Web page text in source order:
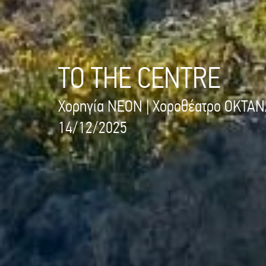
TO THE CENTRE
Χορηγία NEON | Χοροθέατρο
14/12/2025